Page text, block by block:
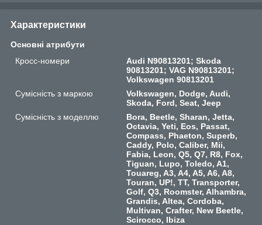
Характеристики
Основні атрибути
Кросс-номери
Audi N90813201; Skoda
90813201; VAG N90813201;
Volkswagen 90813201
Сумісність з маркою
Volkswagen, Dodge, Audi,
Skoda, Ford, Seat, Jeep
Сумісність з моделлю
Bora, Beetle, Sharan, Jetta,
Octavia, Yeti, Eos, Passat,
Compass, Phaeton, Superb,
Caddy, Polo, Caliber, Mii,
Fabia, Leon, Q5, Q7, R8, Fox,
Tiguan, Lupo, Toledo, A1,
Touareg, A3, A4, A5, A6, A8,
Touran, UP!, TT, Transporter,
Golf, Q3, Roomster, Alhambra,
Grandis, Altea, Cordoba,
Multivan, Crafter, New Beetle,
Scirocco, Ibiza